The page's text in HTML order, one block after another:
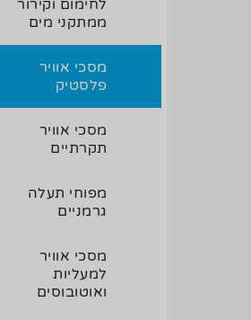
לחימום וקירור
ממתקני מים
מסכי אוויר
פלסטיק
מסכי אוויר
תקרתיים
מפוחי תעלה
גרמניים
מסכי אוויר
למעליות
ואוטובוסים